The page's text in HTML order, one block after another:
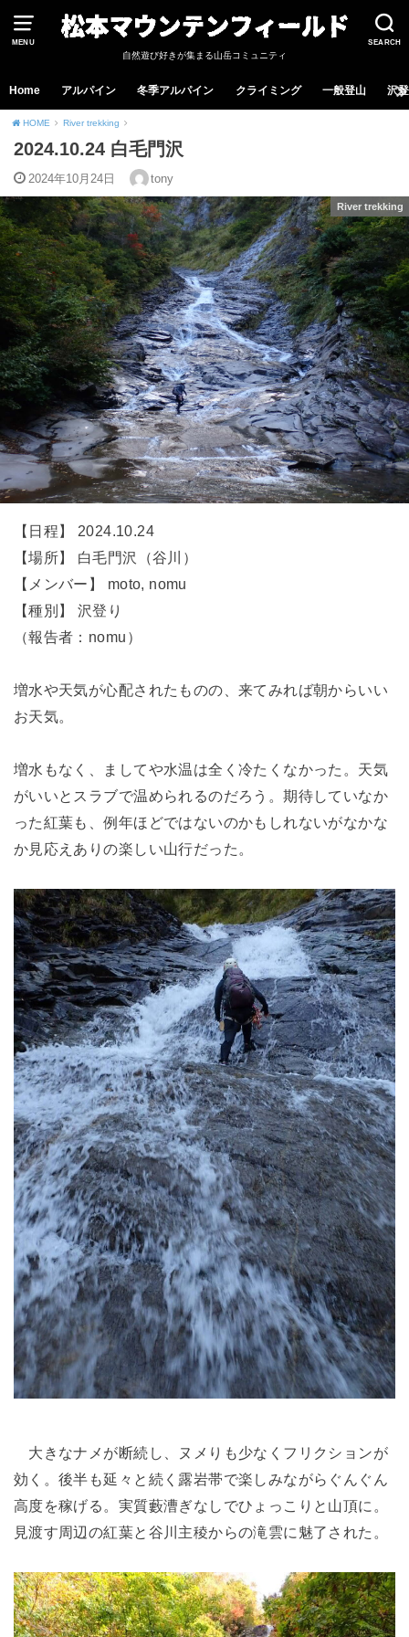
MENU SEARCH
自然遊び好きが集まる山岳コミュニティ
Home アルパイン 冬季アルパイン クライミング 一般登山 沢
HOME River trekking
2024.10.24 白毛門沢
2024年10月24日 tony
River trekking
【日程】 2024.10.24
【場所】 白毛門沢（谷川）
【メンバー】 moto, nomu
【種別】 沢登り
（報告者：nomu）
増水や天気が心配されたものの、来てみれば朝からいい
お天気。
増水もなく、ましてや水温は全く冷たくなかった。天気
がいいとスラブで温められるのだろう。期待していなか
った紅葉も、例年ほどではないのかもしれないがなかな
か見応えありの楽しい山行だった。
大きなナメが断続し、ヌメりも少なくフリクションが
効く。後半も延々と続く露岩帯で楽しみながらぐんぐん
高度を稼げる。実質藪漕ぎなしでひょっこりと山頂に。
見渡す周辺の紅葉と谷川主稜からの滝雲に魅了された。